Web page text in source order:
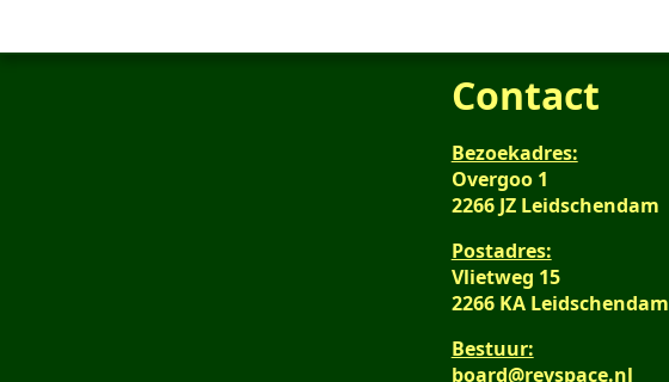
Contact
Bezoekadres:
Overgoo 1
2266 JZ Leidschendam
Postadres:
Vlietweg 15
2266 KA Leidschendam
Bestuur:
board@revspace.nl